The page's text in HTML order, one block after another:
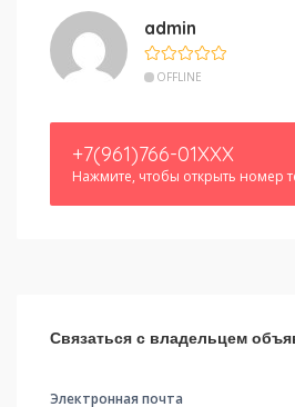
admin
OFFLINE
+7(961)766-01XXX
Нажмите, чтобы открыть номер
Связаться с владельцем
Электронная почта